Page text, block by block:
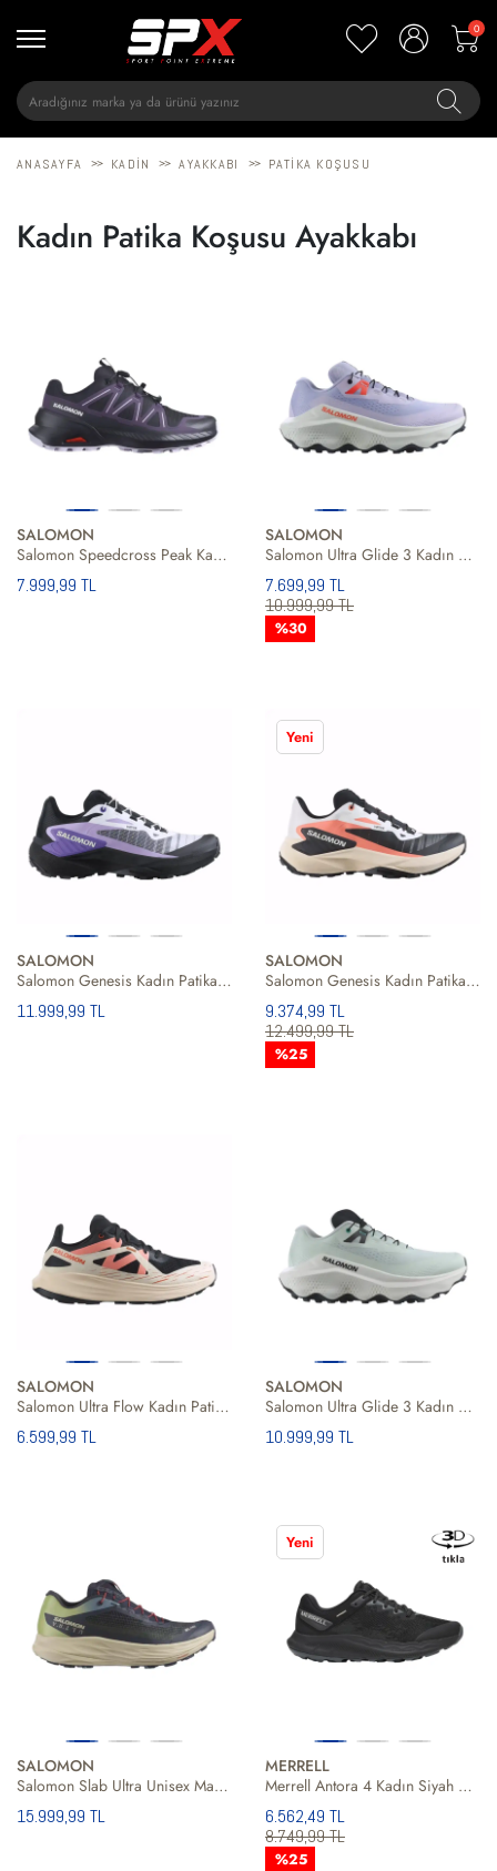
0
ANASAYFA >> KADIN >> AYAKKABI >> PATIKA KOŞUSU
Kadın Patika Koşusu Ayakkabı
SALOMON
Salomon Speedcross Peak Kadın Siyah Patika Koşusu Ayakkabısı
7.999,99 TL
SALOMON
Salomon Ultra Glide 3 Kadın Patika Koşusu Ayakkabısı
7.699,99 TL
10.999,99 TL
%30
SALOMON
Salomon Genesis Kadın Patika Koşusu Ayakkabısı
11.999,99 TL
Yeni
SALOMON
Salomon Genesis Kadın Patika Koşusu Ayakkabısı
9.374,99 TL
12.499,99 TL
%25
SALOMON
Salomon Ultra Flow Kadın Patika Koşusu Ayakkabısı
6.599,99 TL
SALOMON
Salomon Ultra Glide 3 Kadın Patika Koşusu Ayakkabısı
10.999,99 TL
SALOMON
Salomon Slab Ultra Unisex Mavi Patika Koşusu Ayakkabısı
15.999,99 TL
Yeni
MERRELL
Merrell Antora 4 Kadın Siyah Patika Koşusu Ayakkabısı
6.562,49 TL
8.749,99 TL
%25